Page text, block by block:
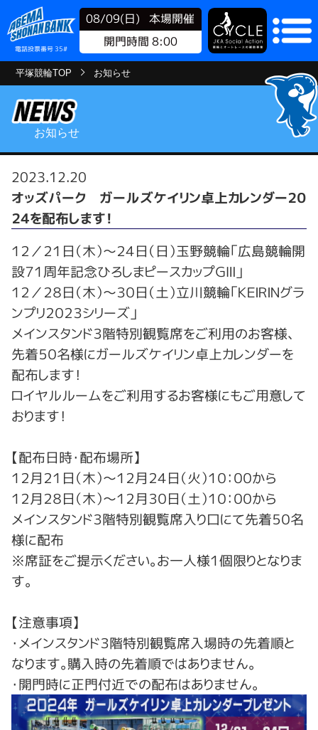
電話投票番号 35#
08/09(日)
本場開催
開門時間 8:00
平塚競輪TOP お知らせ
お知らせ
2023.12.20
オッズパーク ガールズケイリン卓上カレンダー２０
２４を配布します！
１２／２１日（木）～２４日（日）玉野競輪「広島競輪開
設７１周年記念ひろしまピースカップＧⅢ」
１２／２８日（木）～３０日（土）立川競輪「ＫＥＩＲＩＮグラ
ンプリ２０２３シリーズ」
メインスタンド３階特別観覧席をご利用のお客様、
先着５０名様にガールズケイリン卓上カレンダーを
配布します！
ロイヤルルームをご利用するお客様にもご用意して
おります！
【配布日時・配布場所】
１２月２１日（木）～１２月２４日（火）１０：００から
１２月２８日（木）～１２月３０日（土）１０：００から
メインスタンド３階特別観覧席入り口にて先着５０名
様に配布
※席証をご提示ください。お一人様１個限りとなりま
す。
【注意事項】
・メインスタンド３階特別観覧席入場時の先着順と
なります。購入時の先着順ではありません。
・開門時に正門付近での配布はありません。